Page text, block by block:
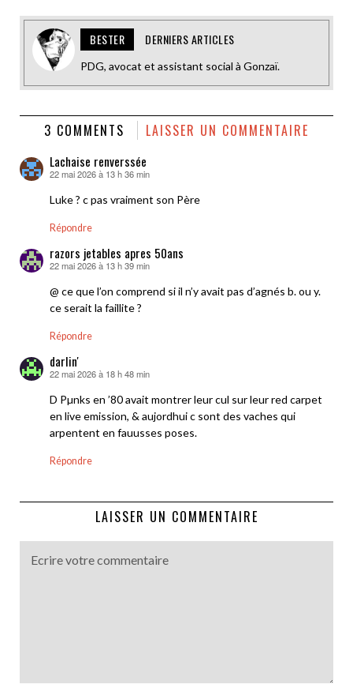
BESTER DERNIERS ARTICLES
PDG, avocat et assistant social à Gonzaï.
3 COMMENTS LAISSER UN COMMENTAIRE
Lachaise renverssée
dit :
22 mai 2026 à 13 h 36 min
Luke ? c pas vraiment son Père
Répondre
razors jetables apres 50ans
dit :
22 mai 2026 à 13 h 39 min
@ ce que l’on comprend si il n’y avait pas d’agnés b. ou y.
ce serait la faillite ?
Répondre
darlin'
dit :
22 mai 2026 à 18 h 48 min
D Pµnks en ’80 avait montrer leur cul sur leur red carpet
en live emission, & aujordhui c sont des vaches qui
arpentent en fauusses poses.
Répondre
LAISSER UN COMMENTAIRE